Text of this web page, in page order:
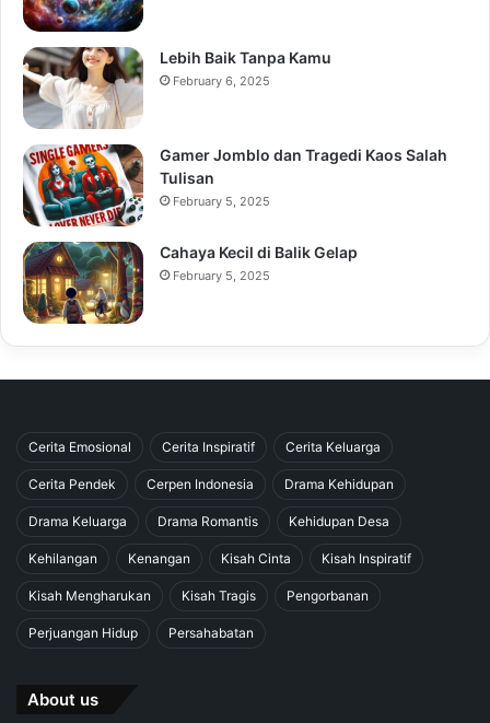
Lebih Baik Tanpa Kamu
February 6, 2025
Gamer Jomblo dan Tragedi Kaos Salah
Tulisan
February 5, 2025
Cahaya Kecil di Balik Gelap
February 5, 2025
Cerita Emosional Cerita Inspiratif Cerita Keluarga
Cerita Pendek Cerpen Indonesia Drama Kehidupan
Drama Keluarga Drama Romantis Kehidupan Desa
Kehilangan Kenangan Kisah Cinta Kisah Inspiratif
Kisah Mengharukan Kisah Tragis Pengorbanan
Perjuangan Hidup Persahabatan
About us